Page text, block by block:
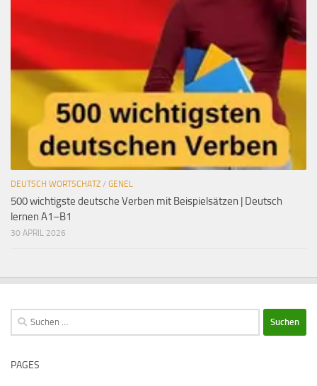
DEUTSCH WORTSCHATZ / GENEL
500 wichtigste deutsche Verben mit Beispielsätzen | Deutsch
lernen A1–B1
30 APRIL 2026
Suchen
nach:
PAGES